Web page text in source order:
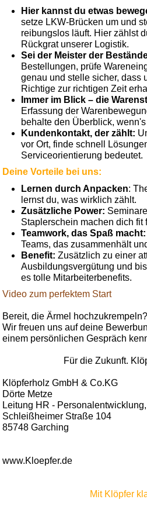
Hier kannst du etwas
setze LKW-Brücken um und
reibungslos läuft. Hier zählst
Rückgrat unserer Logistik.
Sei der Meister der
Bestellungen, prüfe
genau und stelle sicher, dass
Richtige zur richtigen Zeit
Immer im Blick – die
Erfassung der
behalte den Überblick,
Kundenkontakt, der zählt:
vor Ort, finde schnell
Serviceorientierung bedeutet.
Deine Vorteile bei uns:
Lernen durch Anpacken:
lernst du, was wirklich zählt.
Zusätzliche Power:
Staplerschein machen dich fit
Teamwork, das Spaß macht:
Teams, das zusammenhält
Benefit: Zusätzlich zu einer
Ausbildungsvergütung und
es tolle Mitarbeiterbenefits.
Video zum perfektem Start
Bereit, die Ärmel
Wir freuen uns auf deine
einem persönlichen Gespräch
Für die Zukunft.
Klöpferholz GmbH & Co.KG
Dörte Metze
Leitung HR -
Schleißheimer Straße 104
85748 Garching
www.Kloepfer.de
Mit Klöpfer